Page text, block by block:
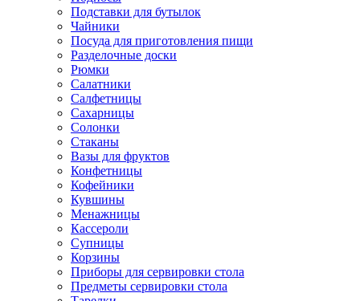
Подставки для бутылок
Чайники
Посуда для приготовления пищи
Разделочные доски
Рюмки
Салатники
Салфетницы
Сахарницы
Солонки
Стаканы
Вазы для фруктов
Конфетницы
Кофейники
Кувшины
Менажницы
Кассероли
Супницы
Корзины
Приборы для сервировки стола
Предметы сервировки стола